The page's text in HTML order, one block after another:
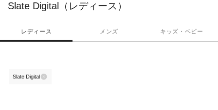
Slate Digital（レディース）
レディース メンズ キッズ・ベビー
Slate Digital